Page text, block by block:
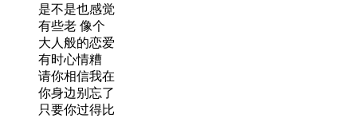
是不是也感觉
有些老 像个
大人般的恋爱
有时心情糟
请你相信我在
你身边别忘了
只要你过得比